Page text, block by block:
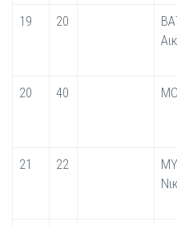
19 20
20 40
21 22